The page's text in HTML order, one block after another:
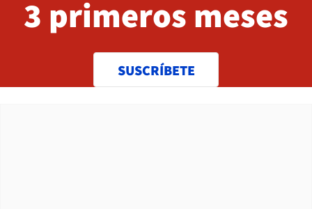
3 primeros meses
SUSCRÍBETE